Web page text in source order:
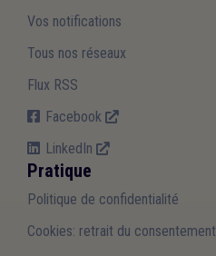
Vos notifications
Tous nos réseaux
Flux RSS
Facebook
LinkedIn
Pratique
Politique de confidentialité
Cookies: retrait du consentement